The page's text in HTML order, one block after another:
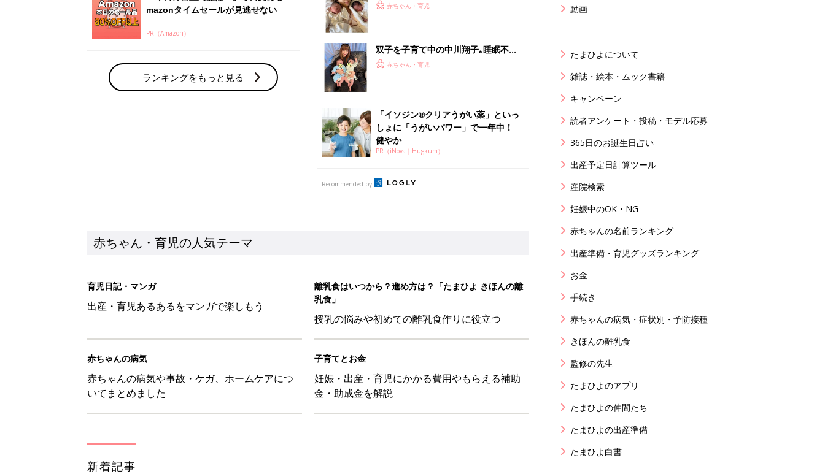
mazonタイムセールが見逃せない
PR（Amazon）
ランキングをもっと見る
生の第2章のページがめくられた。守
赤ちゃん・育児
双子を子育て中の中川翔子｡睡眠不足
と戦いながら､寝ているときに静かに
赤ちゃん・育児
「イソジン®クリアうがい薬」といっ
しょに「うがいパワー」で一年中！
健やか
PR（iNova｜Hugkum）
Recommended by
赤ちゃん・育児の人気テーマ
育児日記・マンガ
出産・育児あるあるをマンガで楽しもう
離乳食はいつから？進め方は？「たまひよ きほんの離
乳食」
授乳の悩みや初めての離乳食作りに役立つ
赤ちゃんの病気
赤ちゃんの病気や事故・ケガ、ホームケアにつ
いてまとめました
子育てとお金
妊娠・出産・育児にかかる費用やもらえる補助
金・助成金を解説
新着記事
動画
たまひよについて
雑誌・絵本・ムック書籍
キャンペーン
読者アンケート・投稿・モデル応募
365日のお誕生日占い
出産予定日計算ツール
産院検索
妊娠中のOK・NG
赤ちゃんの名前ランキング
出産準備・育児グッズランキング
お金
手続き
赤ちゃんの病気・症状別・予防接種
きほんの離乳食
監修の先生
たまひよのアプリ
たまひよの仲間たち
たまひよの出産準備
たまひよ白書